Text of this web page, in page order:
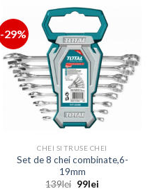
-29%
CHEI SI TRUSE CHEI
Set de 8 chei combinate,6-
19mm
139lei Prețul
99leiPrețul